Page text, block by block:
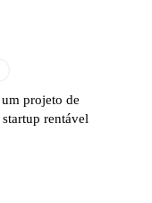
projeto de
rentável